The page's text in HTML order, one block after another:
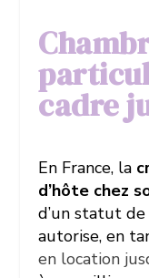
cadre
En France, la
d’hôte chez
d’un statut
autorise, en
en location